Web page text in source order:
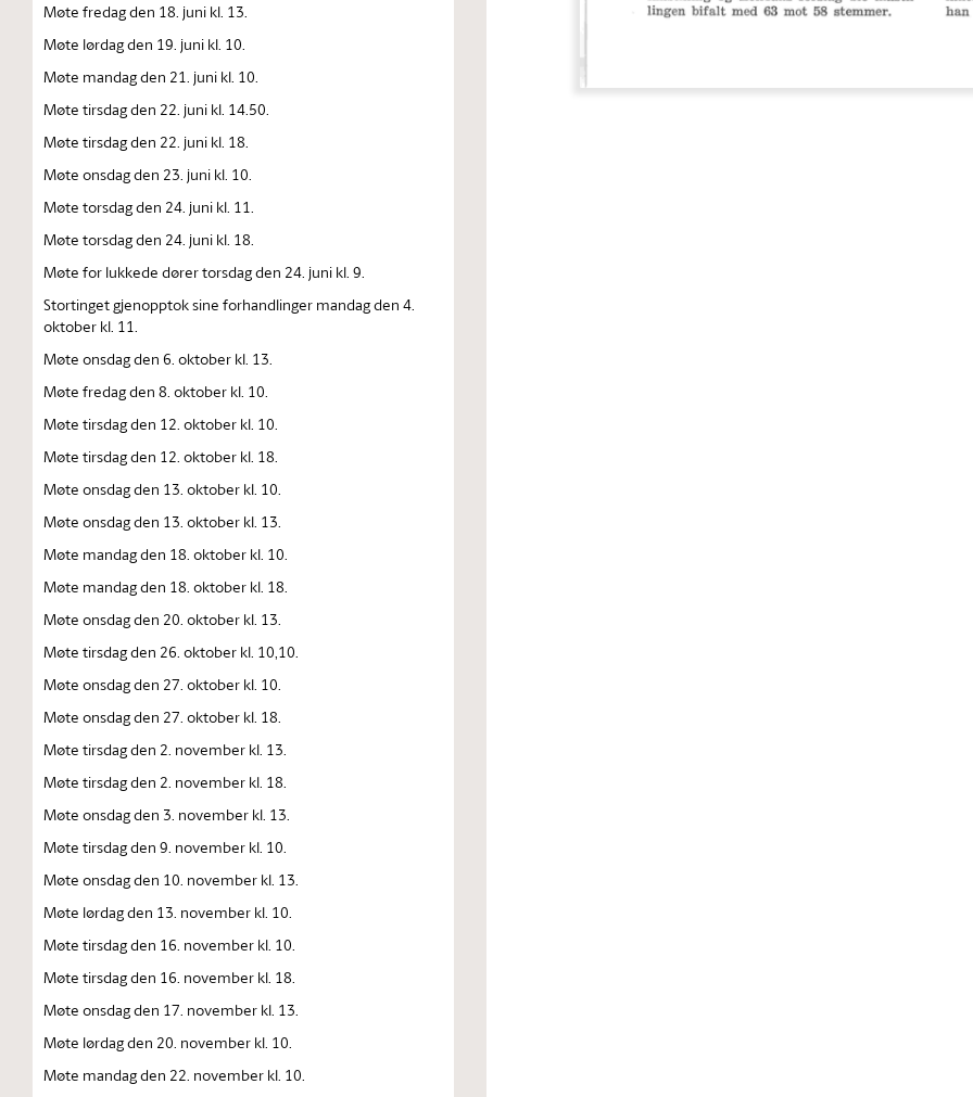
Møte fredag den 18. juni kl. 13.
Møte lørdag den 19. juni kl. 10.
Møte mandag den 21. juni kl. 10.
Møte tirsdag den 22. juni kl. 14.50.
Møte tirsdag den 22. juni kl. 18.
Møte onsdag den 23. juni kl. 10.
Møte torsdag den 24. juni kl. 11.
Møte torsdag den 24. juni kl. 18.
Møte for lukkede dører torsdag den 24. juni kl. 9.
Stortinget gjenopptok sine forhandlinger mandag den 4.
oktober kl. 11.
Møte onsdag den 6. oktober kl. 13.
Møte fredag den 8. oktober kl. 10.
Møte tirsdag den 12. oktober kl. 10.
Møte tirsdag den 12. oktober kl. 18.
Møte onsdag den 13. oktober kl. 10.
Møte onsdag den 13. oktober kl. 13.
Møte mandag den 18. oktober kl. 10.
Møte mandag den 18. oktober kl. 18.
Møte onsdag den 20. oktober kl. 13.
Møte tirsdag den 26. oktober kl. 10,10.
Møte onsdag den 27. oktober kl. 10.
Møte onsdag den 27. oktober kl. 18.
Møte tirsdag den 2. november kl. 13.
Møte tirsdag den 2. november kl. 18.
Møte onsdag den 3. november kl. 13.
Møte tirsdag den 9. november kl. 10.
Møte onsdag den 10. november kl. 13.
Møte lørdag den 13. november kl. 10.
Møte tirsdag den 16. november kl. 10.
Møte tirsdag den 16. november kl. 18.
Møte onsdag den 17. november kl. 13.
Møte lørdag den 20. november kl. 10.
Møte mandag den 22. november kl. 10.